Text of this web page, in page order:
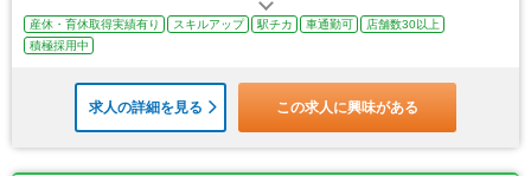
産休・育休取得実績有り スキルアップ 駅チカ 車通勤可
店舗数30以上
積極採用中
求人の詳細を見る この求人に興味がある